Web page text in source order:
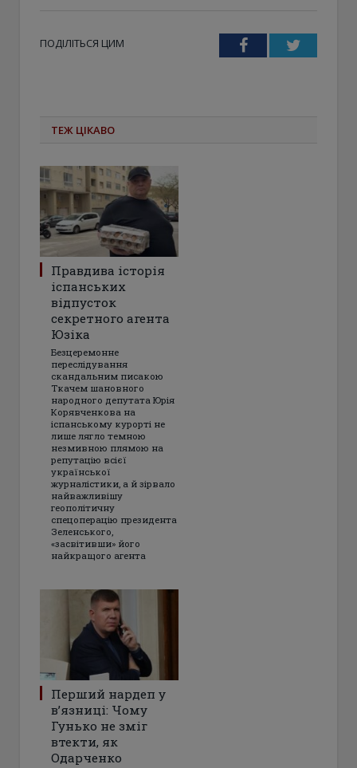
ПОДІЛІТЬСЯ ЦИМ FacebookTwitter
ТЕЖ ЦІКАВО
Правдива історія
іспанських
відпусток
секретного агента
Юзіка
Безцеремонне
переслідування
скандальним писакою
Ткачем шановного
народного депутата Юрія
Корявченкова на
іспанському курорті не
лише лягло темною
незмивною плямою на
репутацію всієї
української
журналістики, а й зірвало
найважливішу
геополітичну
спецоперацію президента
Зеленського,
«засвітивши» його
найкращого агента
Перший нардеп у
в’язниці: Чому
Гунько не зміг
втекти, як
Одарченко